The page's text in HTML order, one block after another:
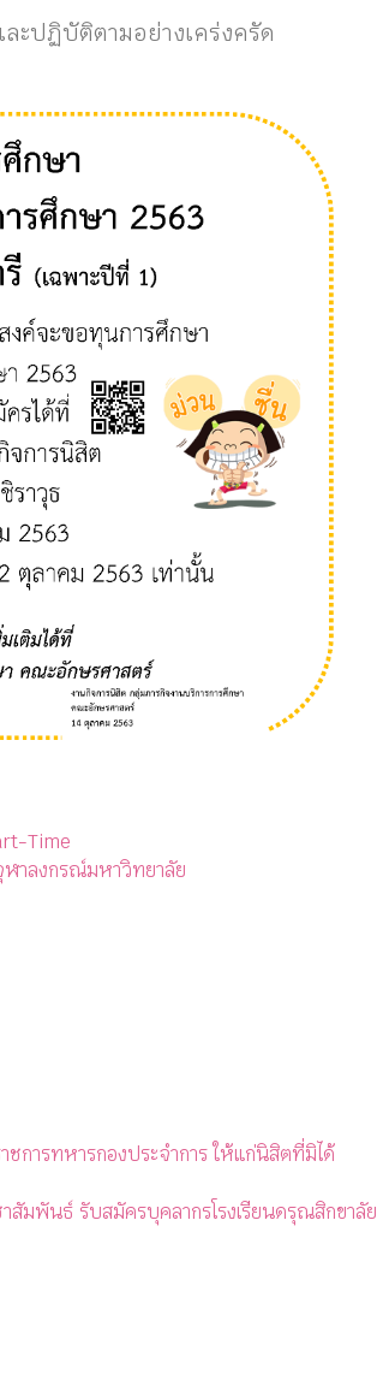
ะปฏิบัติตามอย่างเคร่งครัด
Time
ฬาลงกรณ์มหาวิทยาลัย
ชการทหารกองประจำการ ให้แก่นิสิตที่มิได้
สัมพันธ์ รับสมัครบุคลากรโรงเรียนดรุณสิกขาลัย